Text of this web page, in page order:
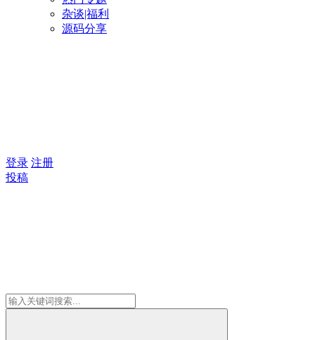
杂谈|福利
源码分享
登录 注册
投稿